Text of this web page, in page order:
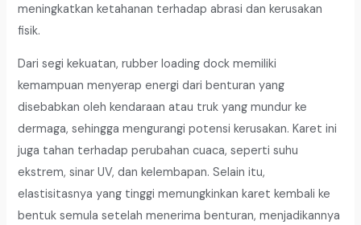
meningkatkan ketahanan terhadap abrasi dan kerusakan
fisik.
Dari segi kekuatan, rubber loading dock memiliki
kemampuan menyerap energi dari benturan yang
disebabkan oleh kendaraan atau truk yang mundur ke
dermaga, sehingga mengurangi potensi kerusakan. Karet ini
juga tahan terhadap perubahan cuaca, seperti suhu
ekstrem, sinar UV, dan kelembapan. Selain itu,
elastisitasnya yang tinggi memungkinkan karet kembali ke
bentuk semula setelah menerima benturan, menjadikannya